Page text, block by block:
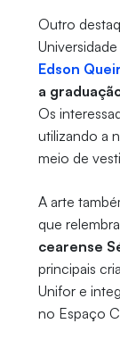
Outro
Edson
a
Os
utilizando a
meio de
A arte
que
cearense
principais
Unifor e
no Espaço